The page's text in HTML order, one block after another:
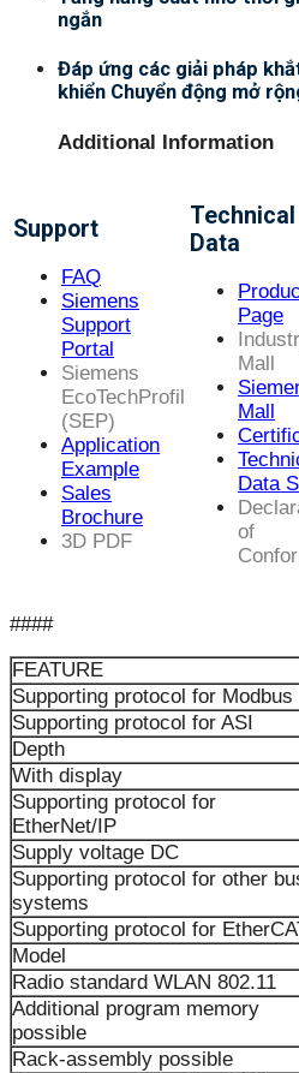
ngắn
Đáp ứng các giải pháp
khiển Chuyển động mở
Additional Information
Support
FAQ
Siemens
Support
Portal
Siemens
EcoTechProfil
(SEP)
Application
Example
Sales
Brochure
3D PDF
Technical
Data
Page
Mall
Mall
Data
of
####
FEATURE
Supporting protocol for Modbus
Supporting protocol for ASI
Depth
With display
Supporting protocol for
EtherNet/IP
Supply voltage DC
Supporting protocol for other
systems
Supporting protocol for
Model
Radio standard WLAN 802.11
Additional program memory
possible
Rack-assembly possible